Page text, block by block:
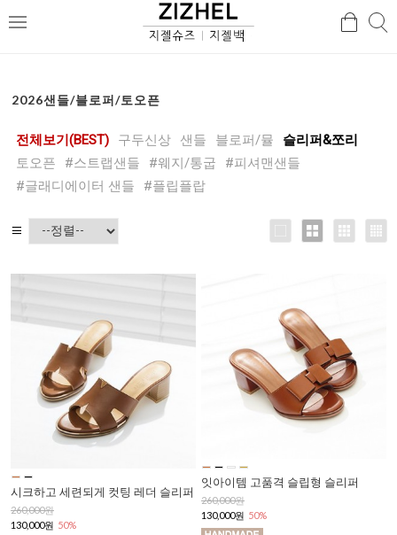
메
검
2026샌들/블로퍼/토오픈
전체보기(BEST) 구두신상 샌들 블로퍼/뮬
슬리퍼&쪼리
토오픈
#스트랩샌들 #웨지/통굽
#피셔맨샌들
#글래디에이터 샌들
#플립플랍
시크하고 세련되게 컷팅 레더 슬리퍼
260,000원
130,000원 50%
잇아이템 고품격 슬립형 슬리퍼
260,000원
130,000원 50%